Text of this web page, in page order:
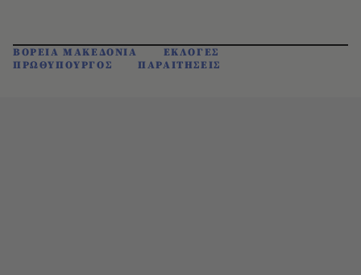
ΒΟΡΕΙΑ ΜΑΚΕΔΟΝΙΑ
ΕΚΛΟΓΕΣ
ΠΡΩΘΥΠΟΥΡΓΟΣ
ΠΑΡΑΙΤΗΣΕΙΣ